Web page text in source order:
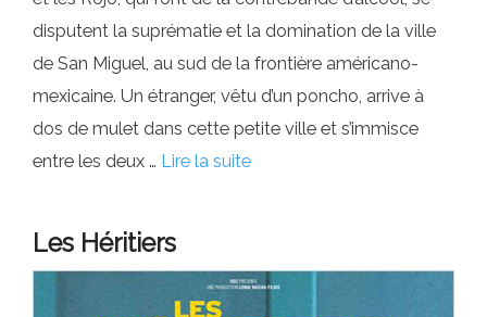
disputent la suprématie et la domination de la ville
de San Miguel, au sud de la frontière américano-
mexicaine. Un étranger, vêtu d’un poncho, arrive à
dos de mulet dans cette petite ville et s’immisce
entre les deux … Lire la suite
Les Héritiers